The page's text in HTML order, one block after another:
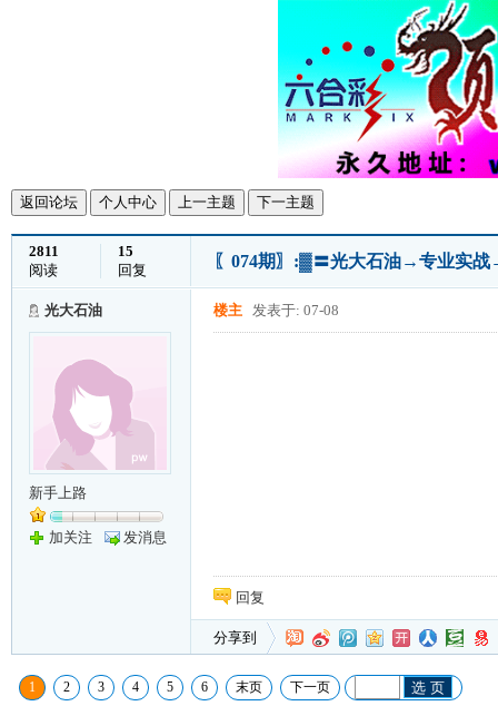
返回论坛 个人中心 上一主题 下一主题
2811
阅读
15
回复
〖074期〗:▓〓光大石油→专业实
光大石油
新手上路
加关注 发消息
楼主 发表于: 07-08
回复
分享到
1 2 3 4 5 6 末页 下一页 选 页